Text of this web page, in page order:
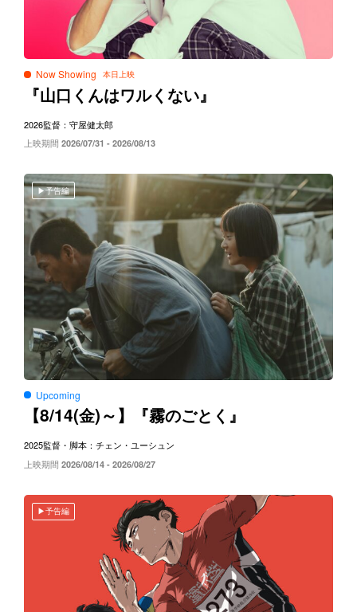
Now Showing
『山口くんはワルくない』
2026監督：守屋健太郎
上映期間 2026/07/31 - 2026/08/13
予告編
Upcoming
【8/14(金)～】『霧のごとく』
2025監督・脚本：チェン・ユーシュン
上映期間 2026/08/14 - 2026/08/27
予告編